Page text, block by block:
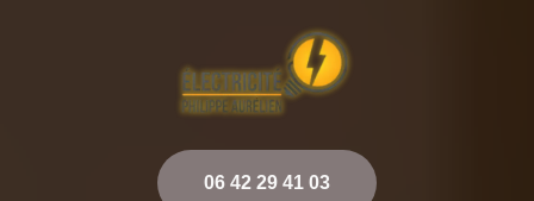
06 42 29 41 03